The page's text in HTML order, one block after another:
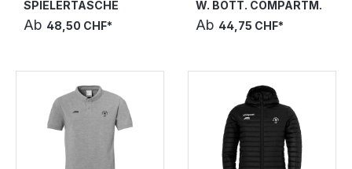
SPIELERTASCHE
Ab 48,50 CHF*
W. BOTT. COMPARTM.
Ab 44,75 CHF*